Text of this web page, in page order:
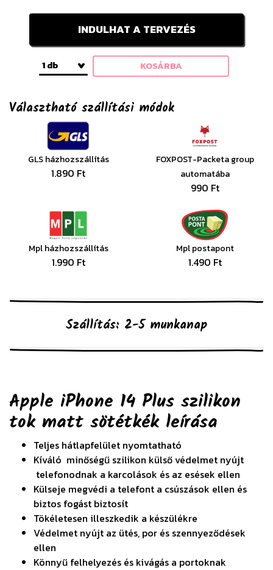
INDULHAT A TERVEZÉS
1 db KOSÁRBA
Választható szállítási módok
GLS házhozszállítás
1.890 Ft
FOXPOST-Packeta group
automatába
990 Ft
Mpl házhozszállítás
1.990 Ft
Mpl postapont
1.490 Ft
Szállítás: 2-5 munkanap
Apple iPhone 14 Plus szilikon
tok matt sötétkék leírása
Teljes hátlapfelület nyomtatható
Kíváló minőségű szilikon külső védelmet nyújt
telefonodnak a karcolások és az esések ellen
Külseje megvédi a telefont a csúszások ellen és
biztos fogást biztosít
Tökéletesen illeszkedik a készülékre
Védelmet nyújt az ütés, por és szennyeződések
ellen
Könnyű felhelyezés és kivágás a portoknak